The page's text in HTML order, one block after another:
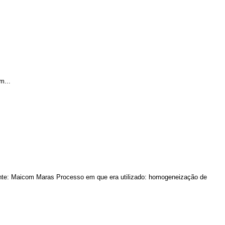
Maicom Maras Processo em que era utilizado: homogeneização de